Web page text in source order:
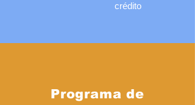
crédito
Programa de